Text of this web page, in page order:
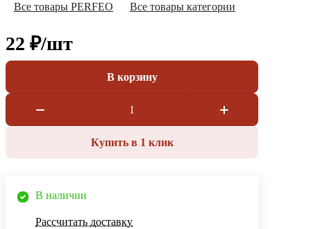
Все товары PERFEO Все товары категории
22 ₽/шт
В корзину
Купить в 1 клик
В наличии
Рассчитать доставку